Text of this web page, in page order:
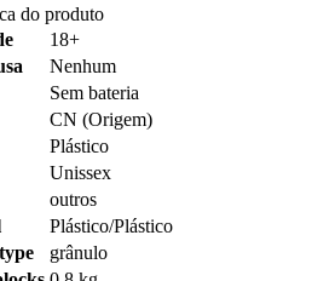
do produto
18+
Nenhum
Sem bateria
CN (Origem)
Plástico
Unissex
outros
Plástico/Plástico
grânulo